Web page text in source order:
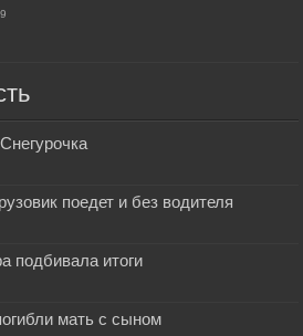
поедет и без водителя
подбивала итоги
мать с сыном